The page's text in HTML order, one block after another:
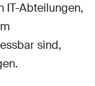
IT-Abteilungen,
sind,